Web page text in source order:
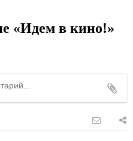
«Идем в кино!»